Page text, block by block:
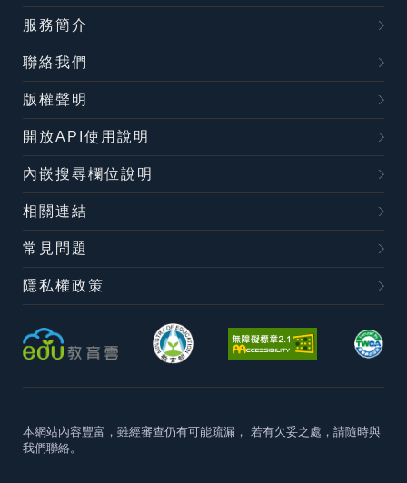
服務簡介
聯絡我們
版權聲明
開放API使用說明
內嵌搜尋欄位說明
相關連結
常見問題
隱私權政策
本網站內容豐富，雖經審查仍有可能疏漏， 若有欠妥之處，請隨時與
我們聯絡。